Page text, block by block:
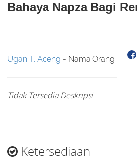
Bahaya Napza Bagi
Ugan T. Aceng - Nama Orang
Tidak Tersedia Deskripsi
Ketersediaan